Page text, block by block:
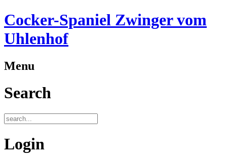
Cocker-Spaniel Zwinger vom
Uhlenhof
Menu
Search
Login